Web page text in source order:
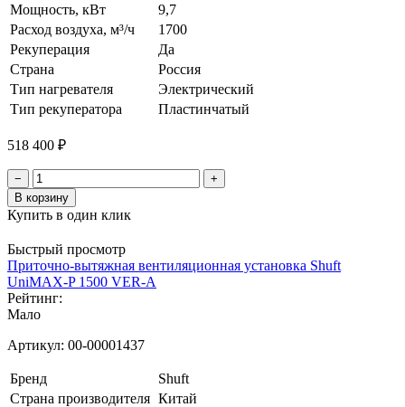
Мощность, кВт
9,7
Расход воздуха, м³/ч
1700
Рекуперация
Да
Страна
Россия
Тип нагревателя
Электрический
Тип рекуператора
Пластинчатый
518 400 ₽
−
+
В корзину
Купить в один клик
Быстрый просмотр
Приточно-вытяжная вентиляционная установка Shuft
UniMAX-P 1500 VER-A
Рейтинг:
Мало
Артикул: 00-00001437
Бренд
Shuft
Страна производителя Китай